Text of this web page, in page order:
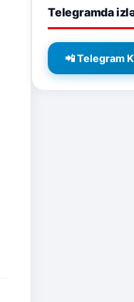
Telegramda
📲 Telegram